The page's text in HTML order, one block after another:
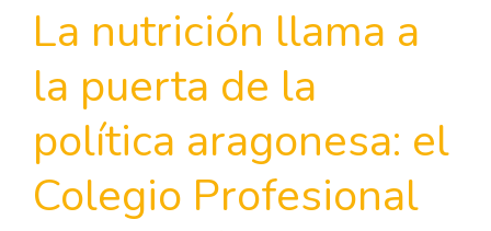
La nutrición llama a
la puerta de la
política aragonesa: el
Colegio Profesional